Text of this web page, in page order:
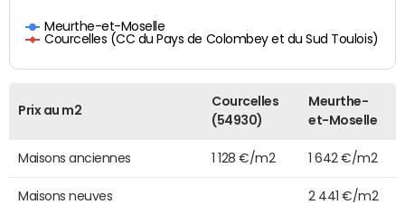
Meurthe-et-Moselle
Courcelles (CC du Pays de Colombey et du Sud Toulois)
Prix au m2
Courcelles
(54930)
Meurthe-
et-Moselle
Maisons anciennes 1 128 €/m2 1 642 €/m2
Maisons neuves 2 441 €/m2